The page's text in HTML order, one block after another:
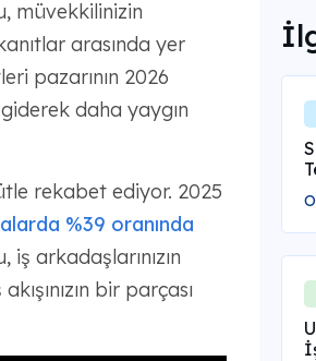
müvekkilinizin
arasında yer
pazarının 2026
daha yaygın
rekabet ediyor. 2025
%39 oranında
arkadaşlarınızın
bir parçası